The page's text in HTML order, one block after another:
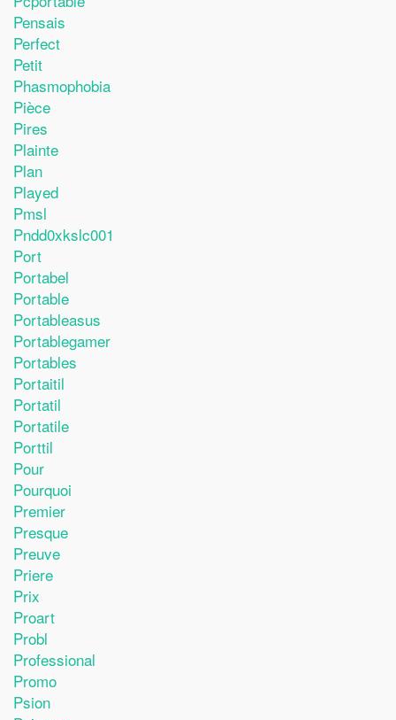
Pensais
Perfect
Petit
Phasmophobia
Pièce
Pires
Plainte
Plan
Played
Pmsl
Pndd0xkslc001
Port
Portabel
Portable
Portableasus
Portablegamer
Portables
Portaitil
Portatil
Portatile
Porttil
Pour
Pourquoi
Premier
Presque
Preuve
Priere
Prix
Proart
Probl
Professional
Promo
Psion